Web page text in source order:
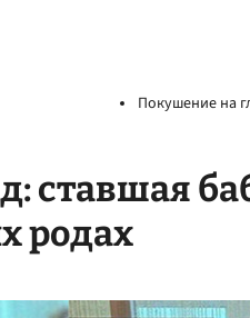
Покушение на
ставшая
родах